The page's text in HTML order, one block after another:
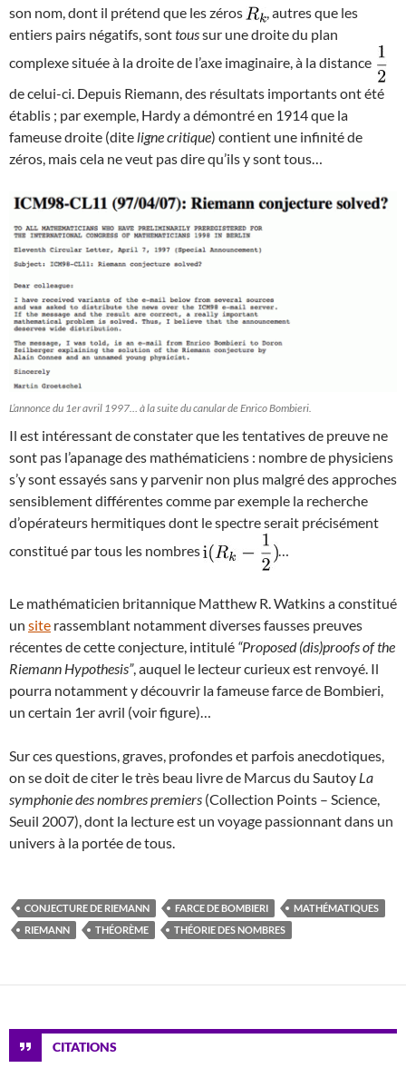
son nom, dont il prétend que les zéros
, autres que les
entiers pairs négatifs, sonttoussur une droite du plan
complexe située à la droite de l’axe imaginaire, à la distance
de celui-ci. Depuis Riemann, des résultats importants ont été
établis ; par exemple, Hardy a démontré en 1914 que la
fameuse droite (dite ligne critique) contient une infinité de
zéros, mais cela ne veut pas dire qu’ils y sont tous…
L’annonce du 1er avril 1997… à la suite du canular de Enrico Bombieri.
Il est intéressant de constater que les tentatives de preuve ne
sont pas l’apanage des mathématiciens : nombre de physiciens
s’y sont essayés sans y parvenir non plus malgré des approches
sensiblement différentes comme par exemple la recherche
d’opérateurs hermitiques dont le spectre serait précisément
constitué par tous les nombres
Le mathématicien britannique Matthew R. Watkins a constitué
un site rassemblant notamment diverses fausses preuves
récentes de cette conjecture, intitulé “Proposed (dis)proofs of the
Riemann Hypothesis”, auquel le lecteur curieux est renvoyé. Il
pourra notamment y découvrir la fameuse farce de Bombieri,
un certain 1er avril (voir figure)…
Sur ces questions, graves, profondes et parfois anecdotiques,
on se doit de citer le très beau livre de Marcus du Sautoy La
symphonie des nombres premiers (Collection Points – Science,
Seuil 2007), dont la lecture est un voyage passionnant dans un
univers à la portée de tous.
CONJECTURE DE RIEMANN FARCE DE BOMBIERI
MATHÉMATIQUES
RIEMANN
THÉORÈME THÉORIE DES NOMBRES
CITATIONS